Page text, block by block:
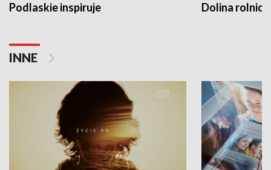
Podlaskie inspiruje Dolina
INNE